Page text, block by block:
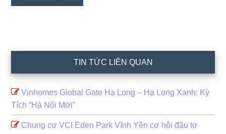
TIN TỨC LIÊN QUAN
Vinhomes Global Gate Hạ Long – Hạ Long Xanh: Kỳ
Tích “Hà Nội Mới”
Chung cư VCI Eden Park Vĩnh Yên cơ hội đầu tư